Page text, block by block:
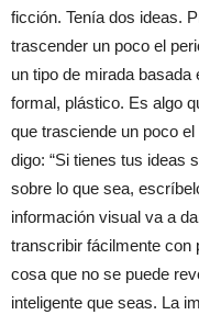
ficción. Tenía dos ideas.
trascender un poco el
un tipo de mirada
formal, plástico. Es algo
que trasciende un poco
digo: “Si tienes tus ideas
sobre lo que sea,
información visual va a
transcribir fácilmente con
cosa que no se puede
inteligente que seas. La